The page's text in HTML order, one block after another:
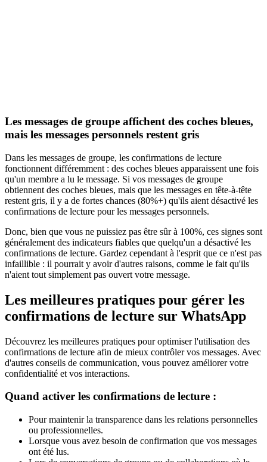
Les messages de groupe affichent des coches bleues,
mais les messages personnels restent gris
Dans les messages de groupe, les confirmations de lecture
fonctionnent différemment : des coches bleues apparaissent une fois
qu'un membre a lu le message. Si vos messages de groupe
obtiennent des coches bleues, mais que les messages en tête-à-tête
restent gris, il y a de fortes chances (80%+) qu'ils aient désactivé les
confirmations de lecture pour les messages personnels.
Donc, bien que vous ne puissiez pas être sûr à 100%, ces signes sont
généralement des indicateurs fiables que quelqu'un a désactivé les
confirmations de lecture. Gardez cependant à l'esprit que ce n'est pas
infaillible : il pourrait y avoir d'autres raisons, comme le fait qu'ils
n'aient tout simplement pas ouvert votre message.
Les meilleures pratiques pour gérer les
confirmations de lecture sur WhatsApp
Découvrez les meilleures pratiques pour optimiser l'utilisation des
confirmations de lecture afin de mieux contrôler vos messages. Avec
d'autres conseils de communication, vous pouvez améliorer votre
confidentialité et vos interactions.
Quand activer les confirmations de lecture :
Pour maintenir la transparence dans les relations personnelles
ou professionnelles.
Lorsque vous avez besoin de confirmation que vos messages
ont été lus.